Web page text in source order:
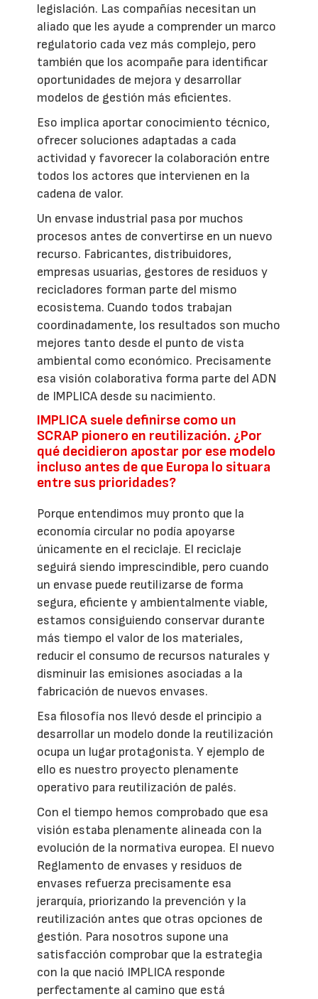
legislación. Las compañías necesitan un
aliado que les ayude a comprender un marco
regulatorio cada vez más complejo, pero
también que los acompañe para identificar
oportunidades de mejora y desarrollar
modelos de gestión más eficientes.
Eso implica aportar conocimiento técnico,
ofrecer soluciones adaptadas a cada
actividad y favorecer la colaboración entre
todos los actores que intervienen en la
cadena de valor.
Un envase industrial pasa por muchos
procesos antes de convertirse en un nuevo
recurso. Fabricantes, distribuidores,
empresas usuarias, gestores de residuos y
recicladores forman parte del mismo
ecosistema. Cuando todos trabajan
coordinadamente, los resultados son mucho
mejores tanto desde el punto de vista
ambiental como económico. Precisamente
esa visión colaborativa forma parte del ADN
de IMPLICA desde su nacimiento.
IMPLICA suele definirse como un
SCRAP pionero en reutilización. ¿Por
qué decidieron apostar por ese modelo
incluso antes de que Europa lo situara
entre sus prioridades?
Porque entendimos muy pronto que la
economía circular no podía apoyarse
únicamente en el reciclaje. El reciclaje
seguirá siendo imprescindible, pero cuando
un envase puede reutilizarse de forma
segura, eficiente y ambientalmente viable,
estamos consiguiendo conservar durante
más tiempo el valor de los materiales,
reducir el consumo de recursos naturales y
disminuir las emisiones asociadas a la
fabricación de nuevos envases.
Esa filosofía nos llevó desde el principio a
desarrollar un modelo donde la reutilización
ocupa un lugar protagonista. Y ejemplo de
ello es nuestro proyecto plenamente
operativo para reutilización de palés.
Con el tiempo hemos comprobado que esa
visión estaba plenamente alineada con la
evolución de la normativa europea. El nuevo
Reglamento de envases y residuos de
envases refuerza precisamente esa
jerarquía, priorizando la prevención y la
reutilización antes que otras opciones de
gestión. Para nosotros supone una
satisfacción comprobar que la estrategia
con la que nació IMPLICA responde
perfectamente al camino que está